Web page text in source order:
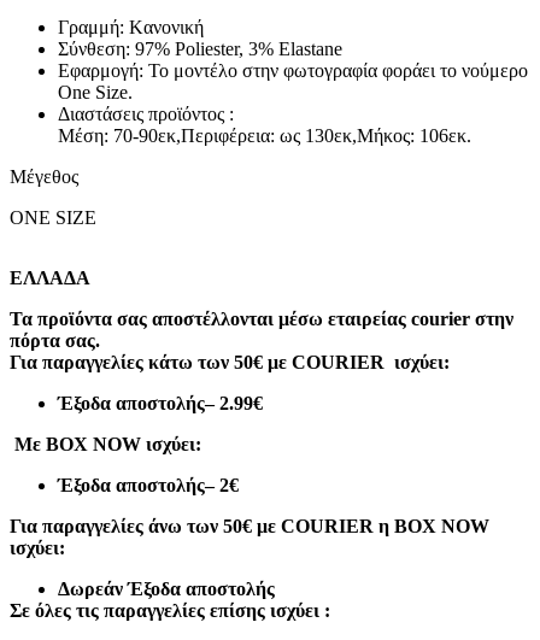
Γραμμή: Kανονική
Σύνθεση: 97% Poliester, 3% Elastane
Εφαρμογή: Το μοντέλο στην φωτογραφία φοράει το νούμερο
One Size.
Διαστάσεις προϊόντος :
Μέση: 70-90εκ,Περιφέρεια: ως 130εκ,Μήκος: 106εκ.
Μέγεθος
ONE SIZE
ΕΛΛΑΔΑ
Τα προϊόντα σας αποστέλλονται μέσω εταιρείας courier στην
πόρτα σας.
Για παραγγελίες κάτω των 50€ με COURIER ισχύει:
Έξοδα αποστολής– 2.99€
Με BOX NOW ισχύει:
Έξοδα αποστολής– 2€
Για παραγγελίες άνω των 50€ με COURIER η BOX NOW
ισχύει:
Δωρεάν Έξοδα αποστολής
Σε όλες τις παραγγελίες επίσης ισχύει :